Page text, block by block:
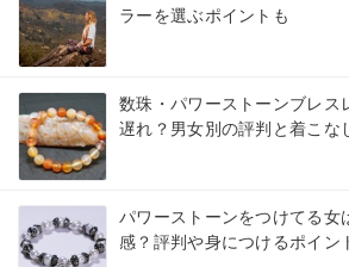
ラーを選ぶポイントも
数珠・パワーストーンブレス
遅れ？男女別の評判と着こな
パワーストーンをつけてる女
感？評判や身につけるポイン